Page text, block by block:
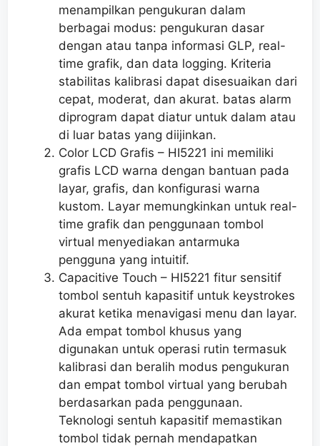
menampilkan pengukuran dalam
berbagai modus: pengukuran dasar
dengan atau tanpa informasi GLP, real-
time grafik, dan data logging. Kriteria
stabilitas kalibrasi dapat disesuaikan dari
cepat, moderat, dan akurat. batas alarm
diprogram dapat diatur untuk dalam atau
di luar batas yang diijinkan.
Color LCD Grafis – HI5221 ini memiliki
grafis LCD warna dengan bantuan pada
layar, grafis, dan konfigurasi warna
kustom. Layar memungkinkan untuk real-
time grafik dan penggunaan tombol
virtual menyediakan antarmuka
pengguna yang intuitif.
Capacitive Touch – HI5221 fitur sensitif
tombol sentuh kapasitif untuk keystrokes
akurat ketika menavigasi menu dan layar.
Ada empat tombol khusus yang
digunakan untuk operasi rutin termasuk
kalibrasi dan beralih modus pengukuran
dan empat tombol virtual yang berubah
berdasarkan pada penggunaan.
Teknologi sentuh kapasitif memastikan
tombol tidak pernah mendapatkan